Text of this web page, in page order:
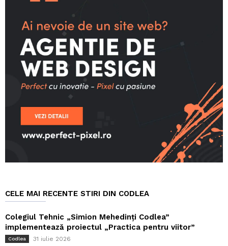
CELE MAI RECENTE STIRI DIN CODLEA
Colegiul Tehnic „Simion Mehedinți Codlea”
implementează proiectul „Practica pentru viitor”
Codlea 31 iulie 2026